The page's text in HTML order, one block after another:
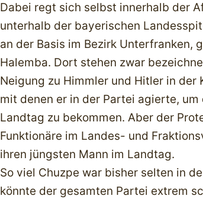
Dabei regt sich selbst innerhalb der
unterhalb der bayerischen
an der Basis im Bezirk Unterfranken,
Halemba. Dort stehen zwar
Neigung zu Himmler und Hitler in der
mit denen er in der Partei agierte,
Landtag zu bekommen. Aber der
Funktionäre im Landes- und
ihren jüngsten Mann im Landtag.
So viel Chuzpe war bisher selten in
könnte der gesamten Partei extrem